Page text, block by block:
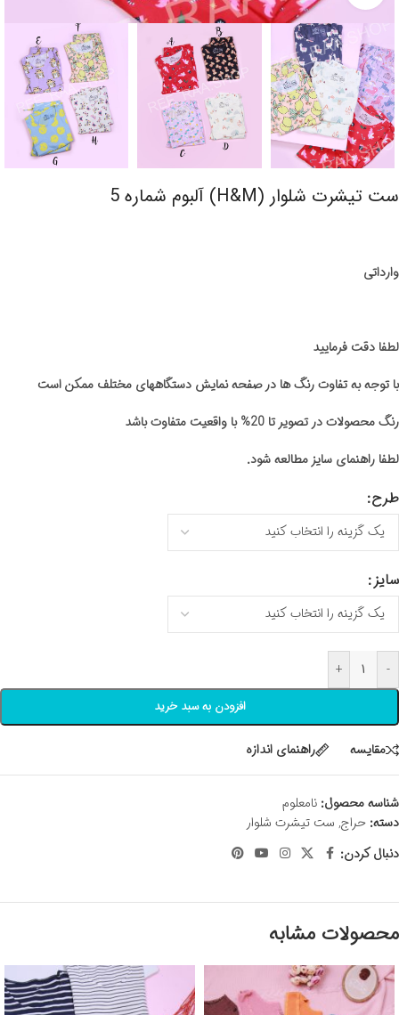
ست تیشرت شلوار (H&M) آلبوم شماره 5
وارداتی
لطفا دقت فرمایید
با توجه به تفاوت رنگ ها در صفحه نمایش دستگاههای مختلف ممکن است
رنگ محصولات در تصویر تا 20% با واقعیت متفاوت باشد
لطفا راهنمای سایز مطالعه شود.
طرح
سایز
-
+
افزودن به سبد خرید
مقايسه راهنمای اندازه
شناسه محصول: نامعلوم
دسته: حراج, ست تیشرت شلوار
دنبال کردن:
محصولات مشابه